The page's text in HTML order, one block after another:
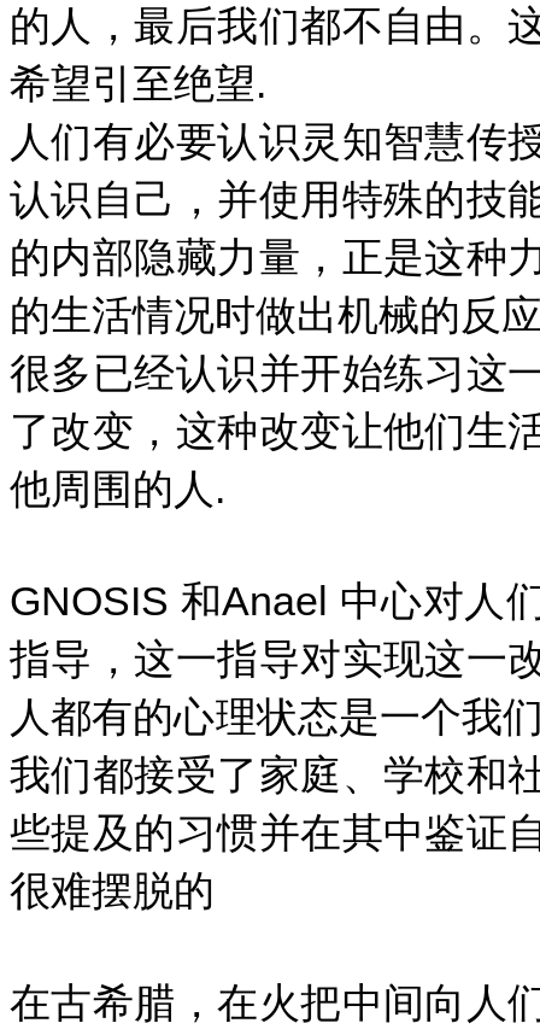
的人，最后我们都不自由。
希望引至绝望.
人们有必要认识灵知智慧传
认识自己，并使用特殊的技
的内部隐藏力量，正是这种
的生活情况时做出机械的反
很多已经认识并开始练习这
了改变，这种改变让他们生
他周围的人.
GNOSIS 和Anael 中心对人
指导，这一指导对实现这一
人都有的心理状态是一个我
我们都接受了家庭、学校和
些提及的习惯并在其中鉴证
很难摆脱的
在古希腊，在火把中间向人